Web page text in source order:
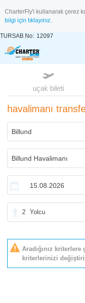
CharterFly'i kullanarak çerez
bilgi için tıklayınız.
TURSAB No: 12097
uçak bileti
havalimanı
2 Yolcu
Aradığınız
kriterlerinizi